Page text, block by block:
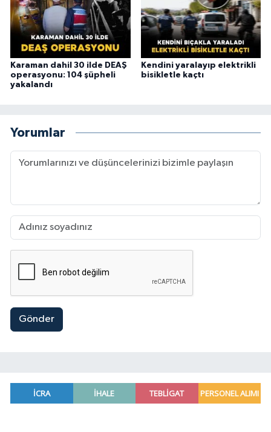
Karaman dahil 30 ilde DEAŞ
operasyonu: 104 şüpheli
yakalandı
Kendini yaralayıp elektrikli
bisikletle kaçtı
Yorumlar
Gönder